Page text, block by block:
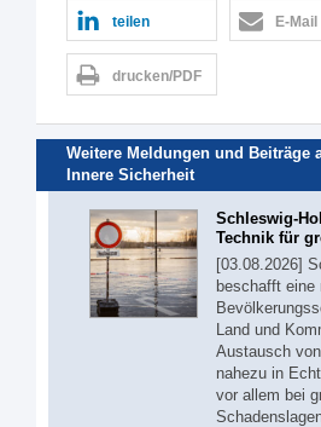
teilen E-Mail
drucken/PDF
Weitere Meldungen und Beiträge
Innere Sicherheit
Schleswig-
Technik für
[03.08.2026]
beschafft eine
Land und
Austausch
nahezu in
vor allem bei